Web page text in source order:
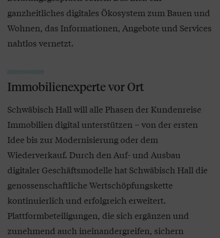
ganzheitliches digitales Ökosystem zum Bauen und
Wohnen, das Informationen, Angebote und Services
nahtlos vernetzt.
Immobilienexperte vor Ort
Schwäbisch Hall will alle Phasen der Kundenreise
Immobilien digital unterstützen – von der ersten
Idee bis zur Modernisierung oder dem
Wiederverkauf. Durch den Auf- und Ausbau
digitaler Geschäftsmodelle hat Schwäbisch Hall die
genossenschaftliche Wertschöpfungskette
kontinuierlich und erfolgreich erweitert.
Plattformbeteiligungen, die sich ergänzen und
zunehmend auch ineinandergreifen, sichern